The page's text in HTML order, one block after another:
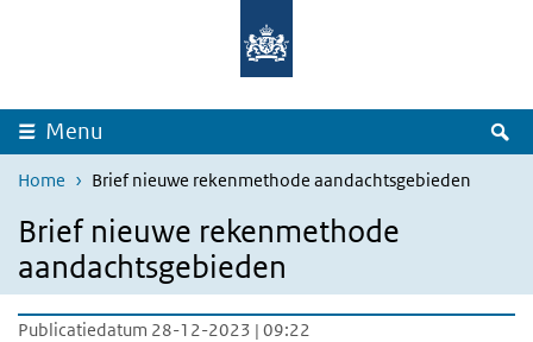
Overslaan en naar de inhoud gaan
Menu
Home Brief nieuwe rekenmethode aandachtsgebieden
Brief nieuwe rekenmethode
aandachtsgebieden
Publicatiedatum 28-12-2023 | 09:22